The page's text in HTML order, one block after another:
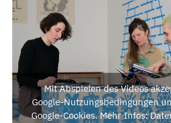
Mit Abspielen des Videos
Google-Nutzungsbedingungen
Google-Cookies. Mehr Infos: